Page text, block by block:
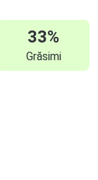
33%
Grăsimi